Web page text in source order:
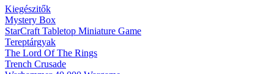
Kiegészitők
Mystery Box
StarCraft Tabletop Miniature Game
Tereptárgyak
The Lord Of The Rings
Trench Crusade